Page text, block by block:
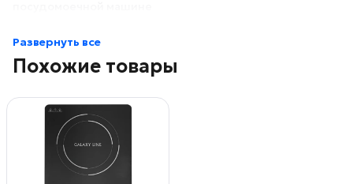
Развернуть все
Похожие товары